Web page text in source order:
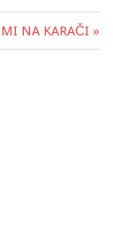
NA KARAČI »